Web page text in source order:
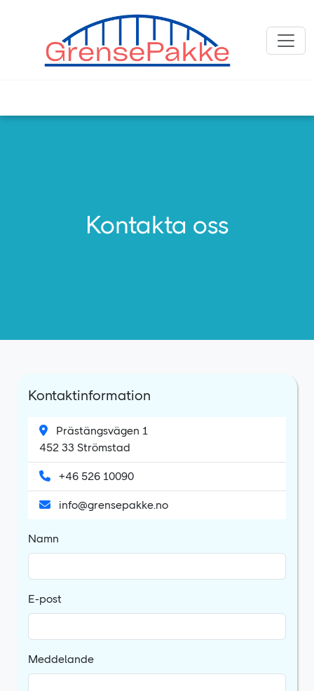
Kontakta oss
Kontaktinformation
Prästängsvägen 1
452 33 Strömstad
+46 526 10090
info@grensepakke.no
Namn
E-post
Meddelande